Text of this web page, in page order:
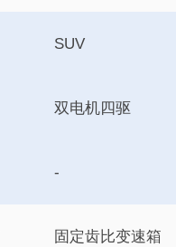
SUV
双电机四驱
-
固定齿比变速箱